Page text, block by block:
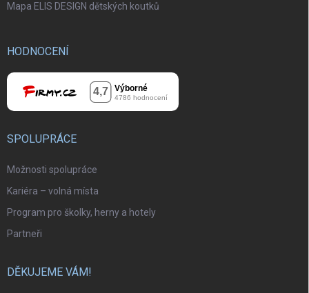
Mapa ELIS DESIGN dětských koutků
HODNOCENÍ
SPOLUPRÁCE
Možnosti spolupráce
Kariéra – volná místa
Program pro školky, herny a hotely
Partneři
DĚKUJEME VÁM!